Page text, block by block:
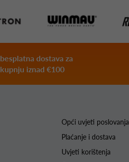
besplatna dostava za
kupnju iznad €100
Opći uvjeti poslovanja
Plaćanje i dostava
Uvjeti korištenja